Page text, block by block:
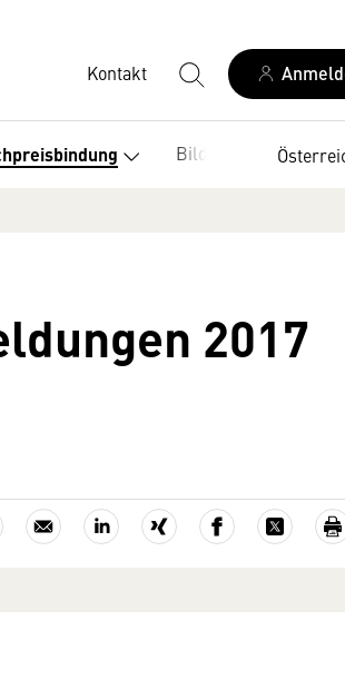
Kontakt
Bildung
2017